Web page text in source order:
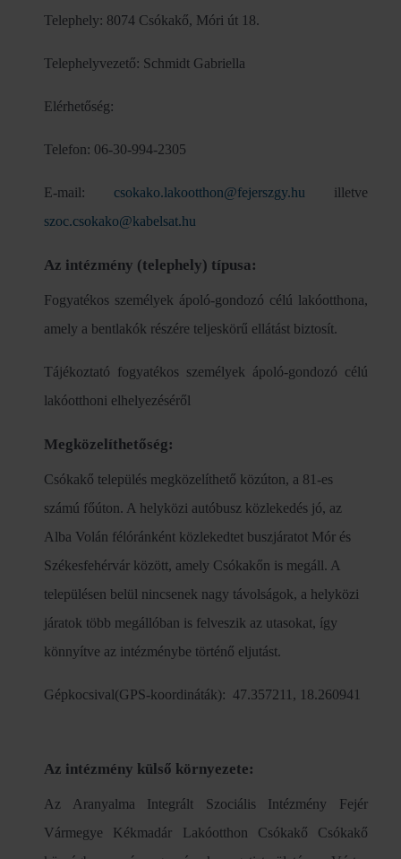
Telephely: 8074 Csókakő, Móri út 18.
Telephelyvezető: Schmidt Gabriella
Elérhetőség:
Telefon: 06-30-994-2305
E-mail: csokako.lakootthon@fejerszgy.hu illetve
szoc.csokako@kabelsat.hu
Az intézmény (telephely) típusa:
Fogyatékos személyek ápoló-gondozó célú lakóotthona,
amely a bentlakók részére teljeskörű ellátást biztosít.
Tájékoztató fogyatékos személyek ápoló-gondozó célú
lakóotthoni elhelyezéséről
Megközelíthetőség:
Csókakő település megközelíthető közúton, a 81-es
számú főúton. A helyközi autóbusz közlekedés jó, az
Alba Volán félóránként közlekedtet buszjáratot Mór és
Székesfehérvár között, amely Csókakőn is megáll. A
településen belül nincsenek nagy távolságok, a helyközi
járatok több megállóban is felveszik az utasokat, így
könnyítve az intézménybe történő eljutást.
Gépkocsival(GPS-koordináták): 47.357211, 18.260941
Az intézmény külső környezete:
Az Aranyalma Integrált Szociális Intézmény Fejér
Vármegye Kékmadár Lakóotthon Csókakő Csókakő